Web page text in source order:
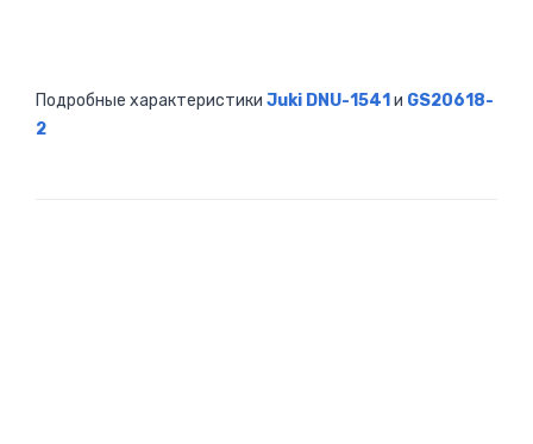
Подробные характеристики Juki DNU-1541 и GS20618-
2